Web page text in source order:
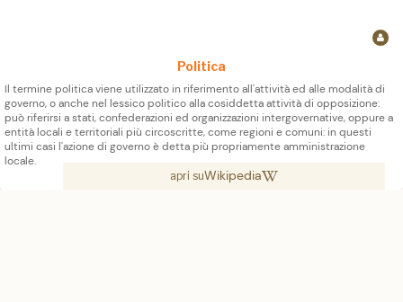
Politica
Il termine politica viene utilizzato in riferimento all'attività ed alle modalità di
governo, o anche nel lessico politico alla cosiddetta attività di opposizione:
può riferirsi a stati, confederazioni ed organizzazioni intergovernative, oppure a
entità locali e territoriali più circoscritte, come regioni e comuni: in questi
ultimi casi l'azione di governo è detta più propriamente amministrazione
locale.
apri suWikipedia